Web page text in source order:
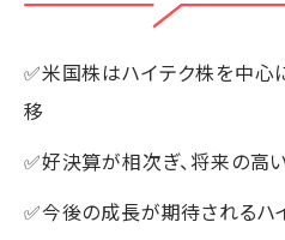
✅米国株はハイテク株を中
移
✅好決算が相次ぎ、将来の高
✅今後の成長が期待されるハ